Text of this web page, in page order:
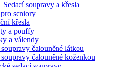
Sedací soupravy a křesla
seniory
křesla
a pouffy
a válendy
soupravy čalouněné látkou
soupravy čalouněné koženkou